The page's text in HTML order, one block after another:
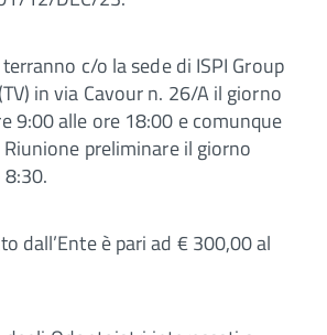
c/o la sede di ISPI Group
in via Cavour n. 26/A il giorno
9:00 alle ore 18:00 e comunque
preliminare il giorno
dall’Ente è pari ad € 300,00 al